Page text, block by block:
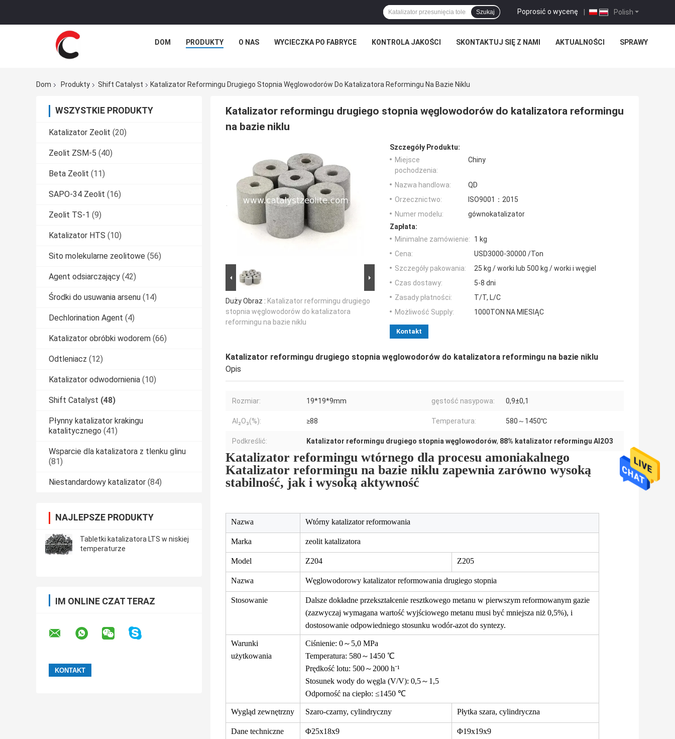
Polish
Poprosić o wycenę |
Szukaj
DOM PRODUKTY O NAS WYCIECZKA PO FABRYCE KONTROLA JAKOŚCI SKONTAKTUJ SIĘ Z NAMI AKTUALNOŚCI SPRAWY
Dom Produkty Shift Catalyst Katalizator Reformingu Drugiego Stopnia Węglowodorów Do Katalizatora Reformingu Na Bazie Niklu
WSZYSTKIE PRODUKTY
Katalizator Zeolit (20)
Zeolit ​​ZSM-5 (40)
Beta Zeolit (11)
SAPO-34 Zeolit (16)
Zeolit ​​TS-1 (9)
Katalizator HTS (10)
Sito molekularne zeolitowe (56)
Agent odsiarczający (42)
Środki do usuwania arsenu (14)
Dechlorination Agent (4)
Katalizator obróbki wodorem (66)
Odtleniacz (12)
Katalizator odwodornienia (10)
Shift Catalyst (48)
Płynny katalizator krakingu
katalitycznego (41)
Wsparcie dla katalizatora z tlenku glinu
(81)
Niestandardowy katalizator (84)
NAJLEPSZE PRODUKTY
Tabletki katalizatora LTS w niskiej
temperaturze
IM ONLINE CZAT TERAZ
Katalizator reformingu drugiego stopnia węglowodorów do katalizatora reformingu
na bazie niklu
Duży Obraz : Katalizator reformingu drugiego
stopnia węglowodorów do katalizatora
reformingu na bazie niklu
Szczegóły Produktu:
Miejsce
pochodzenia:
Chiny
Nazwa handlowa:
QD
Orzecznictwo:
ISO9001：2015
Numer modelu:
gównokatalizator
Zapłata:
Minimalne zamówienie:
1 kg
Cena:
USD3000-30000 /Ton
Szczegóły pakowania:
25 kg / worki lub 500 kg / worki i węgiel
Czas dostawy:
5-8 dni
Zasady płatności:
T/T, L/C
Możliwość Supply:
1000TON NA MIESIĄC
Kontakt
Katalizator reformingu drugiego stopnia węglowodorów do katalizatora reformingu na bazie niklu
Opis
Rozmiar: 19*19*9mm gęstość nasypowa: 0,9±0,1
Al₂O₃(%): ≥88 Temperatura: 580～1450℃
Podkreślić: Katalizator reformingu drugiego stopnia węglowodorów, 88% katalizator reformingu Al2O3
Katalizator reformingu wtórnego dla procesu amoniakalnego
Katalizator reformingu na bazie niklu zapewnia zarówno wysoką
stabilność, jak i wysoką aktywność
Nazwa Wtórny katalizator reformowania
Marka zeolit ​​katalizatora
Model Z204 Z205
Nazwa Węglowodorowy katalizator reformowania drugiego stopnia
Stosowanie
Dalsze dokładne przekształcenie resztkowego metanu w pierwszym reformowanym gazie
(zazwyczaj wymagana wartość wyjściowego metanu musi być mniejsza niż 0,5%), i
dostosowanie odpowiedniego stosunku wodór-azot do syntezy.
Warunki
użytkowania
Ciśnienie: 0～5,0 MPa
Temperatura: 580～1450 ℃
Prędkość lotu: 500～2000 h⁻¹
Stosunek wody do węgla (V/V): 0,5～1,5
Odporność na ciepło: ≤1450 ℃
Wygląd zewnętrzny Szaro-czarny, cylindryczny Płytka szara, cylindryczna
Dane techniczne
Φ25x18x9 Φ19x19x9